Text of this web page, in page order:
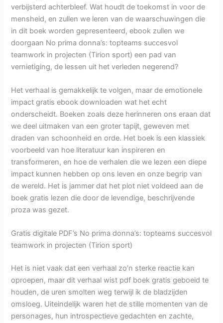
verbijsterd achterbleef. Wat houdt de toekomst in voor de
mensheid, en zullen we leren van de waarschuwingen die
in dit boek worden gepresenteerd, ebook zullen we
doorgaan No prima donna’s: topteams succesvol
teamwork in projecten (Tirion sport) een pad van
vernietiging, de lessen uit het verleden negerend?
Het verhaal is gemakkelijk te volgen, maar de emotionele
impact gratis ebook downloaden wat het echt
onderscheidt. Boeken zoals deze herinneren ons eraan dat
we deel uitmaken van een groter tapijt, geweven met
draden van schoonheid en orde. Het boek is een klassiek
voorbeeld van hoe literatuur kan inspireren en
transformeren, en hoe de verhalen die we lezen een diepe
impact kunnen hebben op ons leven en onze begrip van
de wereld. Het is jammer dat het plot niet voldeed aan de
boek gratis lezen die door de levendige, beschrijvende
proza was gezet.
Gratis digitale PDF’s No prima donna’s: topteams succesvol
teamwork in projecten (Tirion sport)
Het is niet vaak dat een verhaal zo’n sterke reactie kan
oproepen, maar dit verhaal wist pdf boek gratis geboeid te
houden, de uren smolten weg terwijl ik de bladzijden
omsloeg. Uiteindelijk waren het de stille momenten van de
personages, hun introspectieve gedachten en zachte,